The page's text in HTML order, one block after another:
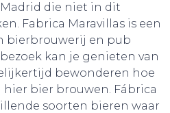
die niet in dit
Fabrica Maravillas is een
bierbrouwerij en pub
kan je genieten van
bewonderen hoe
hier bier brouwen. Fábrica
soorten bieren waar